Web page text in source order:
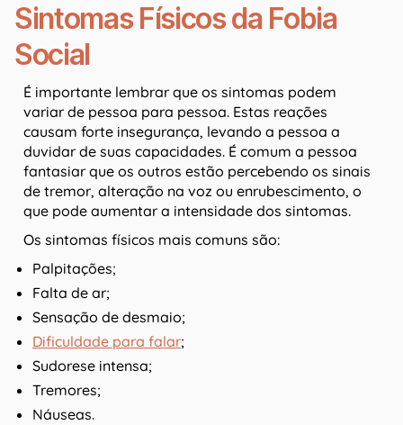
Sintomas Físicos da Fobia
Social
É importante lembrar que os sintomas podem
variar de pessoa para pessoa. Estas reações
causam forte insegurança, levando a pessoa a
duvidar de suas capacidades. É comum a pessoa
fantasiar que os outros estão percebendo os sinais
de tremor, alteração na voz ou enrubescimento, o
que pode aumentar a intensidade dos sintomas.
Os sintomas físicos mais comuns são:
Palpitações;
Falta de ar;
Sensação de desmaio;
Dificuldade para falar;
Sudorese intensa;
Tremores;
Náuseas.